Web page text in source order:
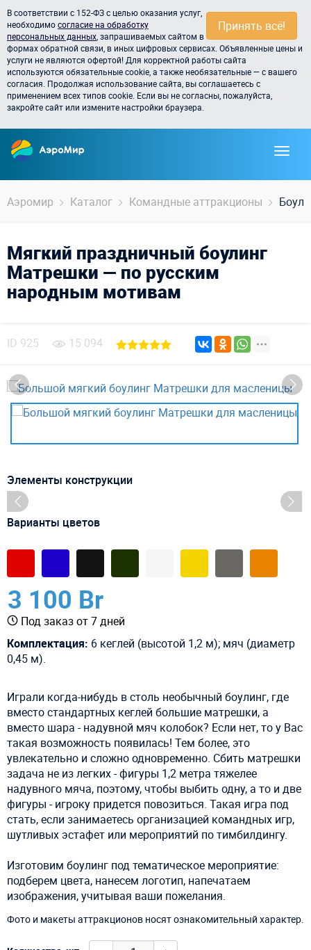
Принять всё!
В соответствии с 152-ФЗ с целью оказания услуг,
необходимосогласие на обработку
персональных данных , запрашиваемых сайтом в
формах обратной связи, в иных цифровых сервисах. Объявленные цены и
услуги не являются офертой! Для корректной работы сайта
используются обязательные cookie, а также необязательные — с вашего
согласия. Продолжая использование сайта, вы соглашаетесь с
применением всех типов cookie. Если вы не согласны, пожалуйста,
закройте сайт или измените настройки браузера.
Аэромир Каталог Командные аттракционы
Мягкий праздничный боулинг
Матрешки — по русским
народным мотивам
ID 925 15 094
Элементы конструкции
Варианты цветов
3 100 Br
Под заказ от 7 дней
Комплектация: 6 кеглей (высотой 1,2 м); мяч (диаметр
0,45 м).
Играли когда-нибудь в столь необычный боулинг, где
вместо стандартных кеглей большие матрешки, а
вместо шара - надувной мяч колобок? Если нет, то у Вас
такая возможность появилась! Тем более, это
увлекательно и сложно одновременно. Сбить матрешки
задача не из легких - фигуры 1,2 метра тяжелее
надувного мяча, поэтому, чтобы выбить одну, а то и две
фигуры - игроку придется повозиться. Такая игра под
стать, если занимаетесь организацией командных игр,
шутливых эстафет или мероприятий по тимбилдингу.
Изготовим боулинг под тематическое мероприятие:
подберем цвета, нанесем логотип, напечатаем
изображения, учитывая ваши пожелания.
Фото и макеты аттракционов носят ознакомительный характер.